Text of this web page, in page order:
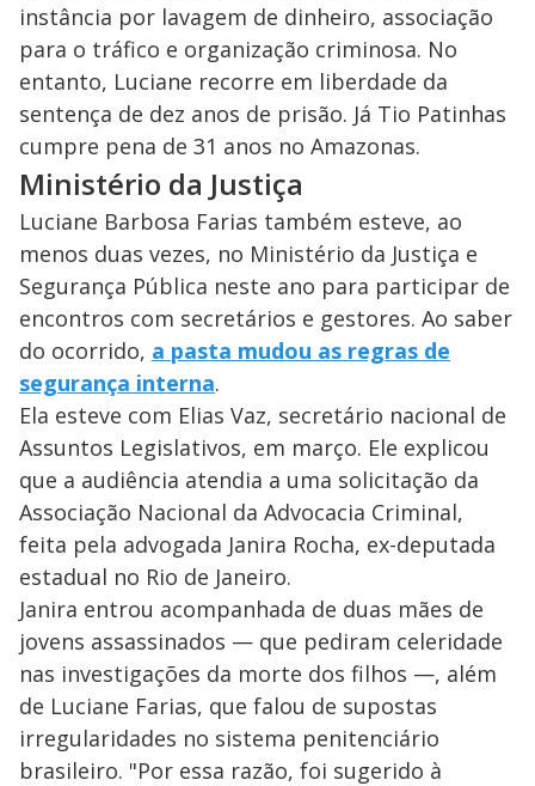
instância por lavagem de dinheiro, associação
para o tráfico e organização criminosa. No
entanto, Luciane recorre em liberdade da
sentença de dez anos de prisão. Já Tio Patinhas
cumpre pena de 31 anos no Amazonas.
Ministério da Justiça
Luciane Barbosa Farias também esteve, ao
menos duas vezes, no Ministério da Justiça e
Segurança Pública neste ano para participar de
encontros com secretários e gestores. Ao saber
do ocorrido, a pasta mudou as regras de
segurança interna.
Ela esteve com Elias Vaz, secretário nacional de
Assuntos Legislativos, em março. Ele explicou
que a audiência atendia a uma solicitação da
Associação Nacional da Advocacia Criminal,
feita pela advogada Janira Rocha, ex-deputada
estadual no Rio de Janeiro.
Janira entrou acompanhada de duas mães de
jovens assassinados — que pediram celeridade
nas investigações da morte dos filhos —, além
de Luciane Farias, que falou de supostas
irregularidades no sistema penitenciário
brasileiro. "Por essa razão, foi sugerido à